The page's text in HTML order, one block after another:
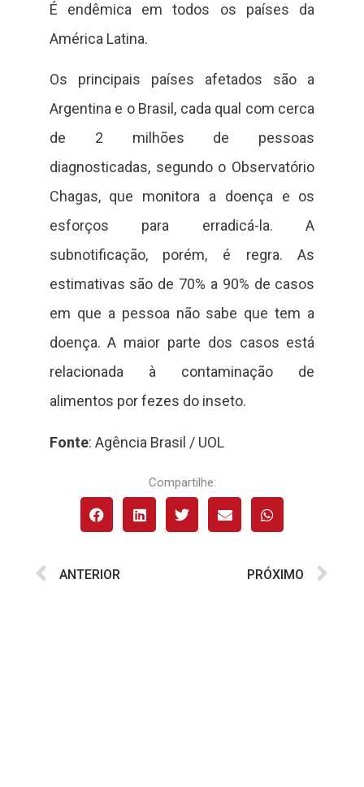
É endêmica em todos os países da
América Latina.
Os principais países afetados são a
Argentina e o Brasil, cada qual com cerca
de 2 milhões de pessoas
diagnosticadas, segundo o Observatório
Chagas, que monitora a doença e os
esforços para erradicá-la. A
subnotificação, porém, é regra. As
estimativas são de 70% a 90% de casos
em que a pessoa não sabe que tem a
doença. A maior parte dos casos está
relacionada à contaminação de
alimentos por fezes do inseto.
Fonte: Agência Brasil / UOL
Compartilhe:
ANTERIOR PRÓXIMO